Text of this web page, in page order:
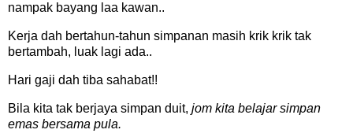
nampak bayang laa kawan..
Kerja dah bertahun-tahun simpanan masih krik krik tak
bertambah, luak lagi ada..
Hari gaji dah tiba sahabat!!
Bila kita tak berjaya simpan duit, jom kita belajar simpan
emas bersama pula.